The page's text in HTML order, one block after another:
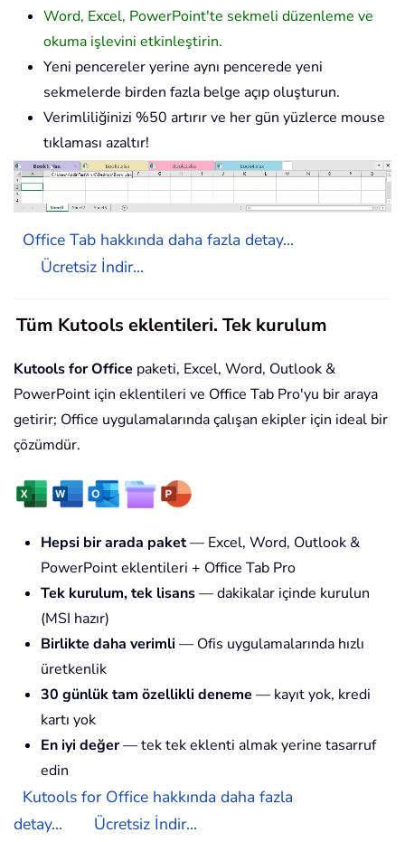
Word, Excel, PowerPoint'te sekmeli düzenleme ve
okuma işlevini etkinleştirin.
Yeni pencereler yerine aynı pencerede yeni
sekmelerde birden fazla belge açıp oluşturun.
Verimliliğinizi %50 artırır ve her gün yüzlerce mouse
tıklaması azaltır!
Office Tab hakkında daha fazla detay...
Ücretsiz İndir...
Tüm Kutools eklentileri. Tek kurulum
Kutools for Office paketi, Excel, Word, Outlook &
PowerPoint için eklentileri ve Office Tab Pro'yu bir araya
getirir; Office uygulamalarında çalışan ekipler için ideal bir
çözümdür.
Hepsi bir arada paket— Excel, Word, Outlook &
PowerPoint eklentileri + Office Tab Pro
Tek kurulum, tek lisans— dakikalar içinde kurulun
(MSI hazır)
Birlikte daha verimli — Ofis uygulamalarında hızlı
üretkenlik
30 günlük tam özellikli deneme — kayıt yok, kredi
kartı yok
En iyi değer— tek tek eklenti almak yerine tasarruf
edin
Kutools for Office hakkında daha fazla
detay...
Ücretsiz İndir...